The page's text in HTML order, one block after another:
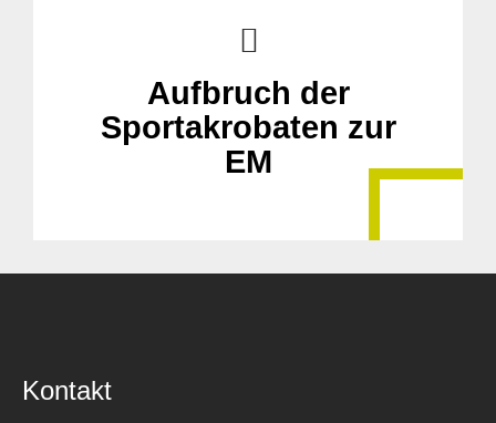
Aufbruch der
Sportakrobaten zur
EM
Kontakt